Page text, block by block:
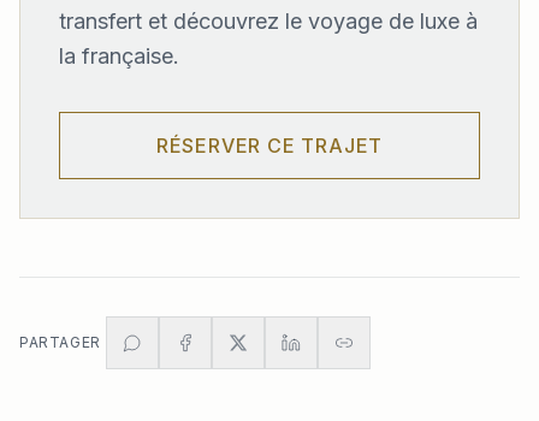
transfert et découvrez le voyage de luxe à
la française.
RÉSERVER CE TRAJET
PARTAGER